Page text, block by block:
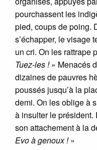
pourchassent les
pied, coups de poing.
s’échapper, le visage
un cri. On les rattrape
Tuez-les !» Menacés
dizaines de pauvres
poussés jusqu’à la
demi. On les oblige à
à insulter le
son attachement à la
Evo à genoux !»